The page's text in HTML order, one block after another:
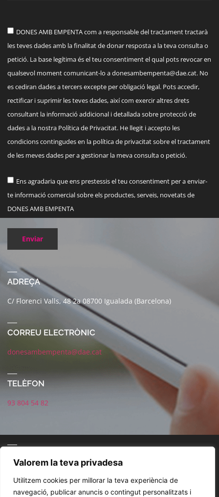
Valorem la teva privadesa
Utilitzem cookies per millorar la teva experiència de
navegació, publicar anuncis o contingut personalitzats i
DONES AMB EMPENTA com a responsable del tractament tractarà
les teves dades amb la finalitat de donar resposta a la teva consulta o
petició. La base legítima és el teu consentiment el qual pots revocar en
qualsevol moment comunicant-lo adonesambempenta@dae.cat. No
es cediran dades a tercers excepte per obligació legal. Pots accedir,
rectificar i suprimir les teves dades, així com exercir altres drets
consultant la informació addicional i detallada sobre protecció de
dades a la nostra Política de Privacitat. He llegit i accepto les
condicions contingudes en la política de privacitat sobre el tractament
de les meves dades per a gestionar la meva consulta o petició.
Ens agradaria que ens prestessis el teu consentiment per a enviar-
te informació comercial sobre els productes, serveis, novetats de
DONES AMB EMPENTA
Enviar
ADREÇA
C/ Florenci Valls, 48 2a 08700 Igualada (Barcelona)
CORREU ELECTRÒNIC
donesambempenta@dae.cat
TELÈFON
93 804 54 82